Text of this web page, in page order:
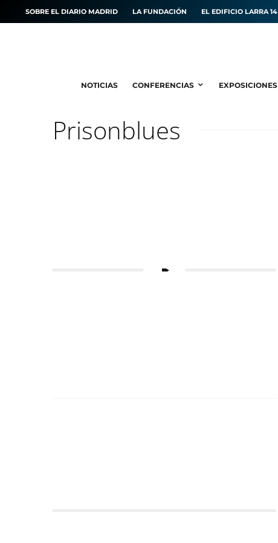
SOBRE EL DIARIO MADRID LA FUNDACIÓN EL EDIFICIO LARRA 14
NOTICIAS CONFERENCIAS EXPOSICIONES
Prisonblues